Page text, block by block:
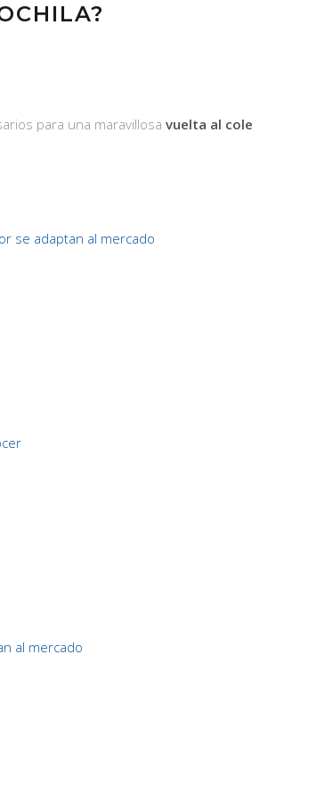
para una maravillosa vuelta al cole
se adaptan al mercado
al mercado